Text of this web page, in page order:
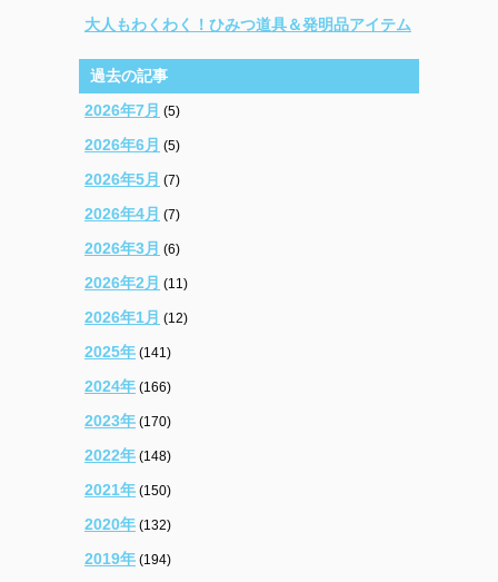
大人もわくわく！ひみつ道具＆発明品アイテム
過去の記事
2026年7月 (5)
2026年6月 (5)
2026年5月 (7)
2026年4月 (7)
2026年3月 (6)
2026年2月 (11)
2026年1月 (12)
2025年 (141)
2024年 (166)
2023年 (170)
2022年 (148)
2021年 (150)
2020年 (132)
2019年 (194)